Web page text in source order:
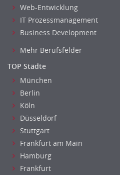
Web-Entwicklung
IT Prozessmanagement
Business Development
Mehr Berufsfelder
TOP Städte
München
Berlin
Köln
Düsseldorf
Stuttgart
Frankfurt am Main
Hamburg
Frankfurt